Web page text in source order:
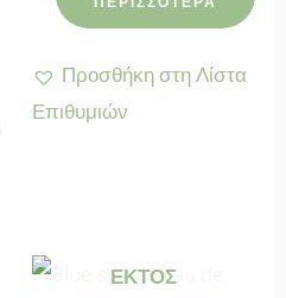
Προσθήκη στη Λίστα
Επιθυμιών
ΕΚΤΌΣ